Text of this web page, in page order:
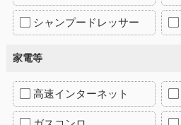
シャンプードレッサー
家電等
高速インターネット